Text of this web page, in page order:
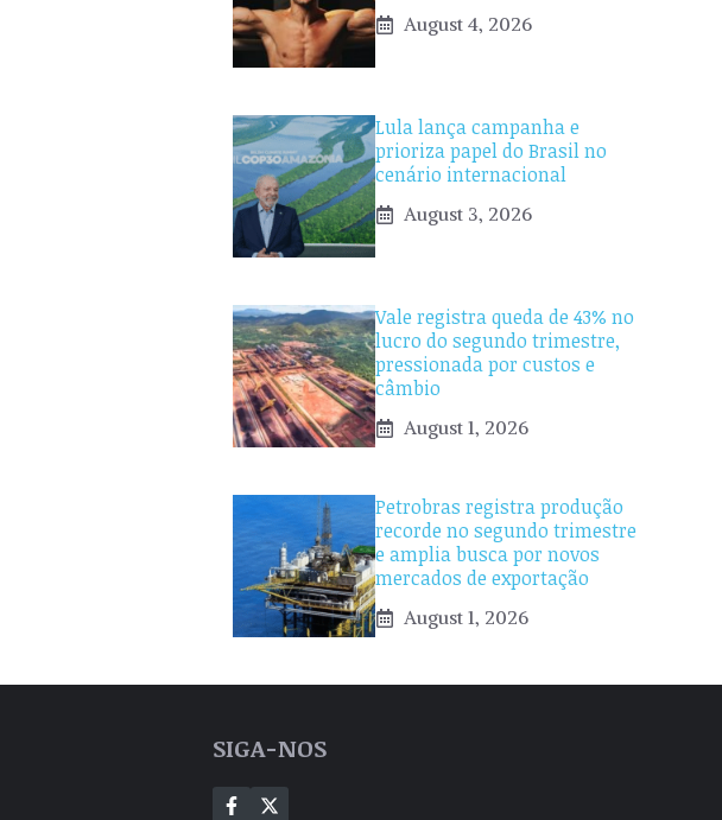
August 4, 2026
Lula lança campanha e
prioriza papel do Brasil no
cenário internacional
August 3, 2026
Vale registra queda de 43% no
lucro do segundo trimestre,
pressionada por custos e
câmbio
August 1, 2026
Petrobras registra produção
recorde no segundo trimestre
e amplia busca por novos
mercados de exportação
August 1, 2026
SIGA-NOS